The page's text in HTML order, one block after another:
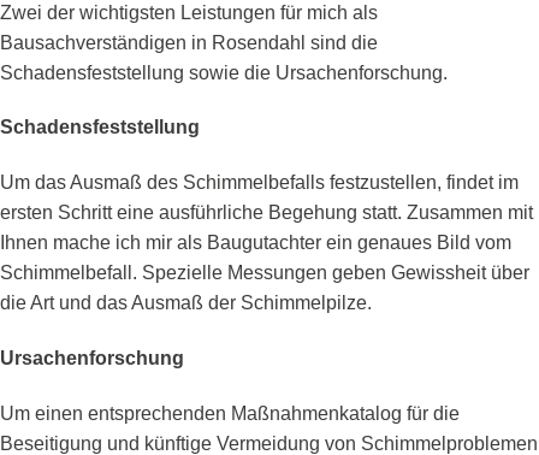
Zwei der wichtigsten Leistungen für mich als
Bausachverständigen in Rosendahl sind die
Schadensfeststellung sowie die Ursachenforschung.
Schadensfeststellung
Um das Ausmaß des Schimmelbefalls festzustellen, findet im
ersten Schritt eine ausführliche Begehung statt. Zusammen mit
Ihnen mache ich mir als Baugutachter ein genaues Bild vom
Schimmelbefall. Spezielle Messungen geben Gewissheit über
die Art und das Ausmaß der Schimmelpilze.
Ursachenforschung
Um einen entsprechenden Maßnahmenkatalog für die
Beseitigung und künftige Vermeidung von Schimmelproblemen